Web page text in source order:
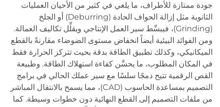
جودة ممتازة للأطراف، ما يلغي في كثير من الأحيان العمليات
الثانوية مثل إزالة الحواف الحادة (Deburring) أو الجلخ
(Grinding)، فيبسِّط سير العمل الإنتاجي ويقلِّل تكاليف العمالة.
ومن الفوائد البيئية أيضاً انخفاض مستوى الضوضاء مقارنةً بالقطع
الميكانيكي، وكذلك تطبيق الطاقة بدقة بحيث تتركز الحرارة فقط
في المكان المطلوب، ما يحسِّن كفاءة استهلاك الطاقة. وطبيعة
القص الرقمية تتيح دمجًا سلسًا مع سير عملك الحالي في برامج
التصميم بمساعدة الحاسوب (CAD)، مما يسمح بالانتقال المباشر
من ملفات التصميم إلى القطع النهائية دون خطوات وسيطة. كما